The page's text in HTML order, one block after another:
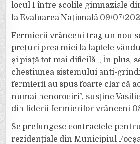
locul I între școlile gimnaziale
la Evaluarea Națională 09/07/
Fermierii vrânceni trag un nou
prețuri prea mici la laptele
și piață tot mai dificilă. „În plus,
chestiunea sistemului anti-
fermierii au spus foarte clar că
numai nenorociri”, susține
din liderii fermierilor vrânceni
Se prelungesc contractele
rezidențiale din Municipiul